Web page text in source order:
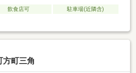
飲食店可
駐車場(近隣含)
方町三角